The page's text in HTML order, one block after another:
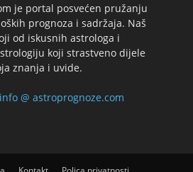
je portal posvećen pružanju
prognoza i sadržaja. Naš
od iskusnih astrologa i
koji strastveno dijele
znanja i uvide.
info @ astroprognoze.com